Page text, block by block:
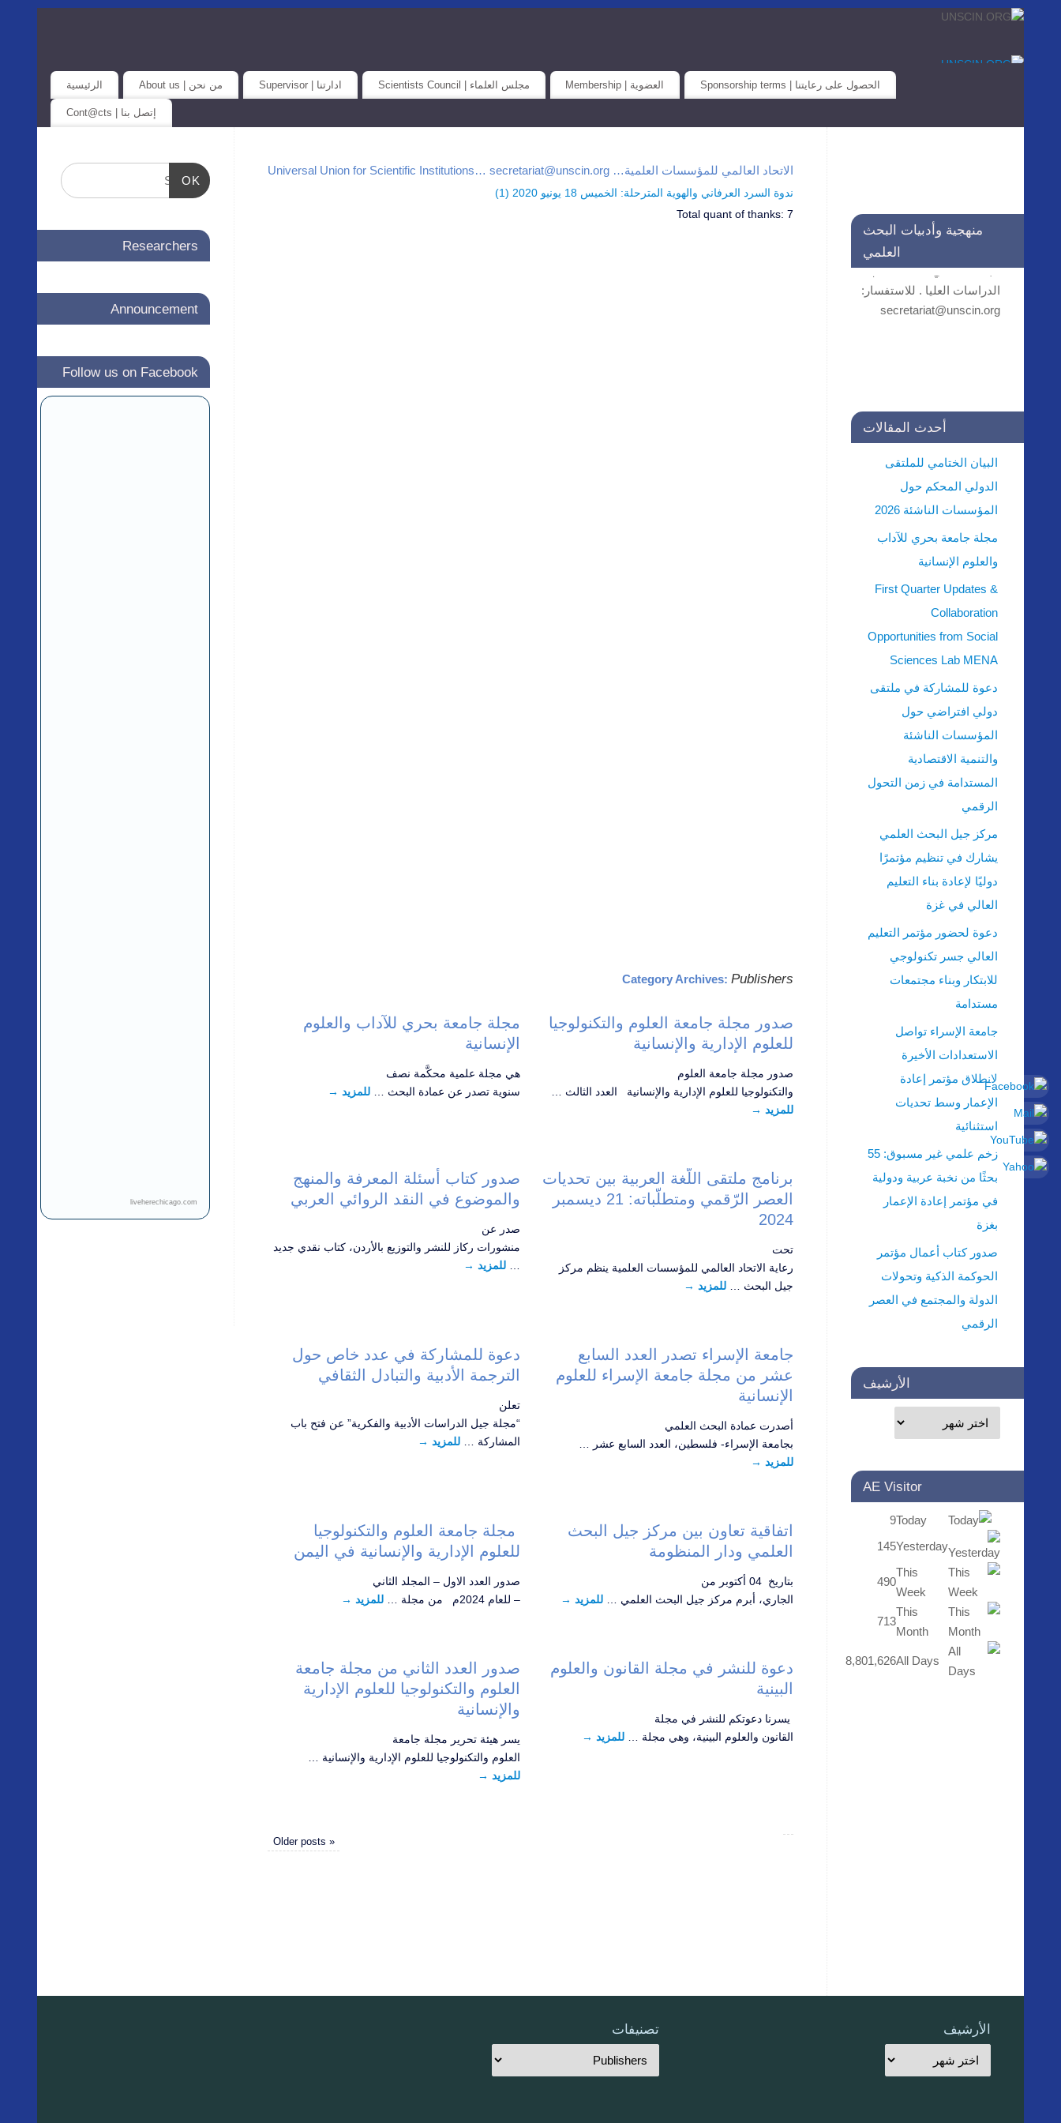
الرئيسية من نحن | About us ادارتنا | Supervisor مجلس العلماء | Scientists Council العضوية | Membership الحصول على رعايتنا | Sponsorship terms
إتصل بنا | Cont@cts
الاتحاد العالمي للمؤسسات العلمية… Universal Union for Scientific Institutions… secretariat@unscin.org
ندوة السرد العرفاني والهوية المترحلة: الخميس 18 يونيو 2020 ( 1
)
Total quant of thanks: 7
Category Archives: Publishers
مجلة جامعة بحري للآداب والعلوم
الإنسانية
هي مجلة علمية محكَّمة نصف
سنوية تصدر عن عمادة البحث …للمزيد →
صدور مجلة جامعة العلوم والتكنولوجيا
للعلوم الإدارية والإنسانية
صدور مجلة جامعة العلوم
والتكنولوجيا للعلوم الإدارية والإنسانية العدد الثالث …
للمزيد →
صدور كتاب أسئلة المعرفة والمنهج
والموضوع في النقد الروائي العربي
صدر عن
منشورات ركاز للنشر والتوزيع بالأردن، كتاب نقدي جديد
…للمزيد →
برنامج ملتقى اللّغة العربية بين تحديات
العصر الرّقمي ومتطلّباته: 21 ديسمبر
2024
تحت
رعاية الاتحاد العالمي للمؤسسات العلمية ينظم مركز
جيل البحث …للمزيد →
دعوة للمشاركة في عدد خاص حول
الترجمة الأدبية والتبادل الثقافي
تعلن
“مجلة جيل الدراسات الأدبية والفكرية” عن فتح باب
المشاركة …للمزيد →
جامعة الإسراء تصدر العدد السابع
عشر من مجلة جامعة الإسراء للعلوم
الإنسانية
أصدرت عمادة البحث العلمي
بجامعة الإسراء- فلسطين، العدد السابع عشر …
للمزيد →
مجلة جامعة العلوم والتكنولوجيا
للعلوم الإدارية والإنسانية في اليمن
صدور العدد الاول – المجلد الثاني
– للعام 2024م من مجلة …
للمزيد →
اتفاقية تعاون بين مركز جيل البحث
العلمي ودار المنظومة
بتاريخ 04 أكتوبر من
الجاري، أبرم مركز جيل البحث العلمي …للمزيد →
صدور العدد الثاني من مجلة جامعة
العلوم والتكنولوجيا للعلوم الإدارية
والإنسانية
يسر هيئة تحرير مجلة جامعة
العلوم والتكنولوجيا للعلوم الإدارية والإنسانية …
للمزيد →
دعوة للنشر في مجلة القانون والعلوم
البينية
يسرنا دعوتكم للنشر في مجلة
القانون والعلوم البينية، وهي مجلة …للمزيد →
«
OK
Researchers
Announcement
Follow us on Facebook
liveherechicago.com
منهجية وأدبيات البحث
العلمي
التسجيل مستمر في الحلقات
التكونية في منهجية وأدبيات
البحث العلمي لفائدة طلاب
الدراسات العليا . للاستفسار:
secretariat@unscin.org
أحدث المقالات
البيان الختامي للملتقى
الدولي المحكم حول
المؤسسات الناشئة 2026
مجلة جامعة بحري للآداب
والعلوم الإنسانية
First Quarter Updates &
Collaboration
Opportunities from Social
Sciences Lab MENA
دعوة للمشاركة في ملتقى
دولي افتراضي حول
المؤسسات الناشئة
والتنمية الاقتصادية
المستدامة في زمن التحول
الرقمي
مركز جيل البحث العلمي
يشارك في تنظيم مؤتمرًا
دوليًا لإعادة بناء التعليم
العالي في غزة
دعوة لحضور مؤتمر التعليم
العالي جسر تكنولوجي
للابتكار وبناء مجتمعات
مستدامة
جامعة الإسراء تواصل
الاستعدادات الأخيرة
لانطلاق مؤتمر إعادة
الإعمار وسط تحديات
استثنائية
زخم علمي غير مسبوق: 55
بحثًا من نخبة عربية ودولية
في مؤتمر إعادة الإعمار
بغزة
صدور كتاب أعمال مؤتمر
الحوكمة الذكية وتحولات
الدولة والمجتمع في العصر
الرقمي
الأرشيف
AE Visitor
Today
9
Yesterday
145
This
Week
490
This
Month
713
All Days
8,801,626
تصنيفات الأرشيف